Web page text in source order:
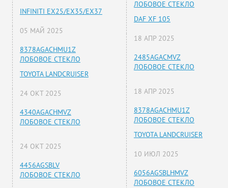
INFINITI EX25/EX35/EX37
05 МАЙ 2025
8378AGACHMU1Z
ЛОБОВОЕ СТЕКЛО
TOYOTA LANDCRUISER
24 ОКТ 2025
4340AGACHMVZ
ЛОБОВОЕ СТЕКЛО
24 ОКТ 2025
4456AGSBLV
ЛОБОВОЕ СТЕКЛО
ЛОБОВОЕ СТЕКЛО
DAF XF 105
18 АПР 2025
2485AGACMVZ
ЛОБОВОЕ СТЕКЛО
18 АПР 2025
8378AGACHMU1Z
ЛОБОВОЕ СТЕКЛО
TOYOTA LANDCRUISER
10 ИЮЛ 2025
6056AGSBLHMVZ
ЛОБОВОЕ СТЕКЛО